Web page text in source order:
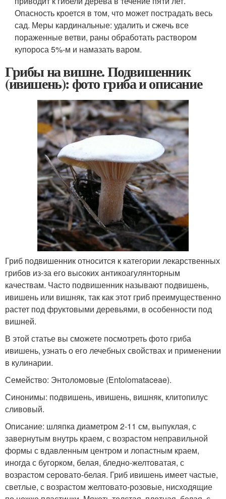
Опасность кроется в том, что может пострадать весь
сад. Меры кардинальные: удалить и сжечь все
пораженные ветви, раны обработать раствором
купороса 5%-м и намазать варом.
Грибы на вишне. Подвишенник
(ивишень): фото гриба и описание
Гриб подвишенник относится к категории лекарственных
грибов из-за его высоких антикоагулянторным
качествам. Часто подвишенник называют подвишень,
ивишень или вишняк, так как этот гриб преимущественно
растет под фруктовыми деревьями, в особенности под
вишней.
В этой статье вы сможете посмотреть фото гриба
ивишень, узнать о его лечебных свойствах и применении
в кулинарии.
Семейство: Энтоломовые (Entolomataceae).
Синонимы: подвишень, ивишень, вишняк, клитопилус
сливовый.
Описание: шляпка диаметром 2-11 см, выпуклая, с
завернутым внутрь краем, с возрастом неправильной
формы с вдавленным центром и лопастным краем,
иногда с бугорком, белая, бледно-желтоватая, с
возрастом серовато-белая. Гриб ивишень имеет частые,
светлые, с возрастом желтовато-розовые, нисходящие